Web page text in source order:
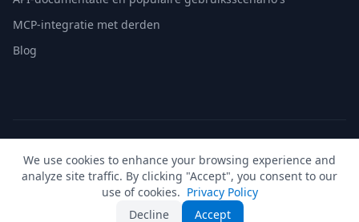
MCP-integratie met derden
Blog
© 2026 MyDocSafe. Alle rechten voorbehouden. | Sitemap
|
build dev
🇬🇧 UK🇺🇸 US🇵🇱 PL🇺🇦 UA🇪🇸 ES 🇩🇪 DE🇫🇷 FR 🇳🇱 NL🇵🇹 PT🇮🇹 IT
We use cookies to enhance your browsing experience and
analyze site traffic. By clicking "Accept", you consent to our
use of cookies. Privacy Policy
Decline
Accept